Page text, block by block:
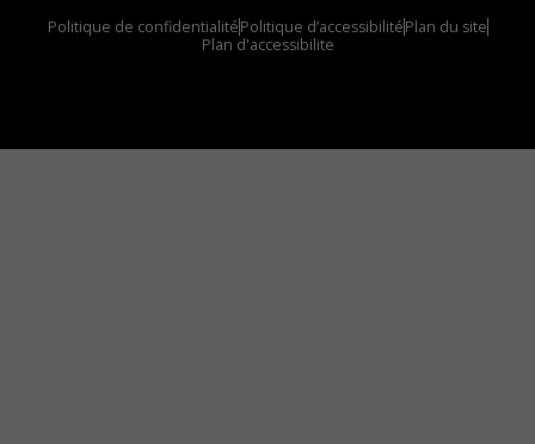
Politique de confidentialitéPolitique d’accessibilitéPlan du site
Plan d'accessibilite